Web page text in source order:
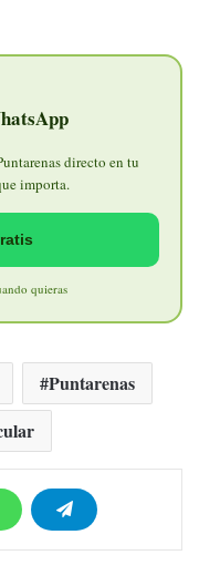
directo en tu
importa.
quieras
Puntarenas